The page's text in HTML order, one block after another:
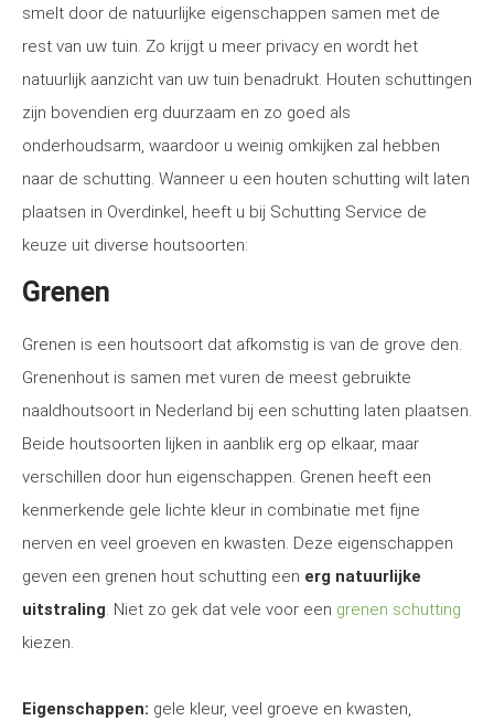
smelt door de natuurlijke eigenschappen samen met de
rest van uw tuin. Zo krijgt u meer privacy en wordt het
natuurlijk aanzicht van uw tuin benadrukt. Houten schuttingen
zijn bovendien erg duurzaam en zo goed als
onderhoudsarm, waardoor u weinig omkijken zal hebben
naar de schutting. Wanneer u een houten schutting wilt laten
plaatsen in Overdinkel, heeft u bij Schutting Service de
keuze uit diverse houtsoorten:
Grenen
Grenen is een houtsoort dat afkomstig is van de grove den.
Grenenhout is samen met vuren de meest gebruikte
naaldhoutsoort in Nederland bij een schutting laten plaatsen.
Beide houtsoorten lijken in aanblik erg op elkaar, maar
verschillen door hun eigenschappen. Grenen heeft een
kenmerkende gele lichte kleur in combinatie met fijne
nerven en veel groeven en kwasten. Deze eigenschappen
geven een grenen hout schutting een erg natuurlijke
uitstraling. Niet zo gek dat vele voor een grenen schutting
kiezen.
Eigenschappen: gele kleur, veel groeve en kwasten,